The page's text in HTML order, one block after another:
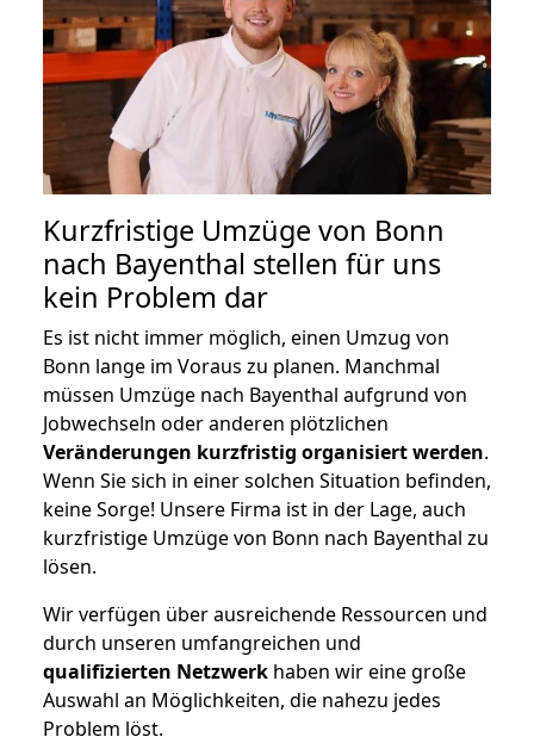
Kurzfristige Umzüge von Bonn
nach Bayenthal stellen für uns
kein Problem dar
Es ist nicht immer möglich, einen Umzug von
Bonn lange im Voraus zu planen. Manchmal
müssen Umzüge nach Bayenthal aufgrund von
Jobwechseln oder anderen plötzlichen
Veränderungen kurzfristig organisiert werden.
Wenn Sie sich in einer solchen Situation befinden,
keine Sorge! Unsere Firma ist in der Lage, auch
kurzfristige Umzüge von Bonn nach Bayenthal zu
lösen.
Wir verfügen über ausreichende Ressourcen und
durch unseren umfangreichen und
qualifizierten Netzwerk haben wir eine große
Auswahl an Möglichkeiten, die nahezu jedes
Problem löst.